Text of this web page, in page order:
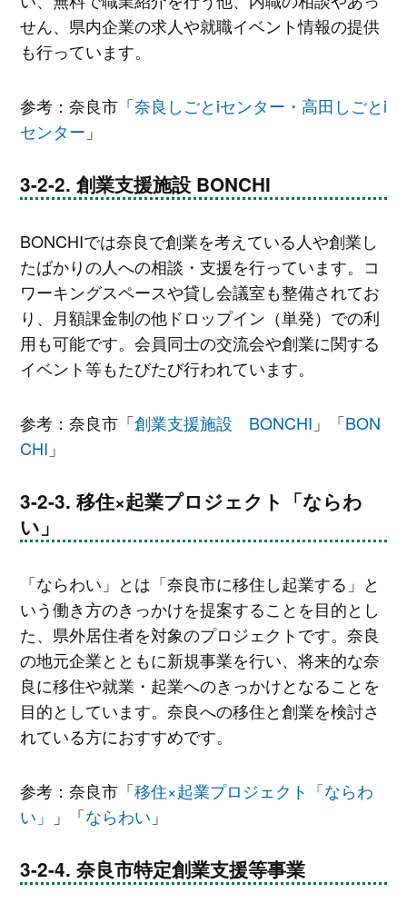
せん、県内企業の求人や就職イベント情報の提供
も行っています。
参考：奈良市「奈良しごとiセンター・高田しごとi
センター 」
創業支援施設 BONCHI
BONCHIでは奈良で創業を考えている人や創業し
たばかりの人への相談・支援を行っています。コ
ワーキングスペースや貸し会議室も整備されてお
り、月額課金制の他ドロップイン（単発）での利
用も可能です。会員同士の交流会や創業に関する
イベント等もたびたび行われています。
参考：奈良市「創業支援施設 BONCHI 」「BON
CHI 」
移住×起業プロジェクト「ならわ
い」
「ならわい」とは「奈良市に移住し起業する」と
いう働き方のきっかけを提案することを目的とし
た、県外居住者を対象のプロジェクトです。奈良
の地元企業とともに新規事業を行い、将来的な奈
良に移住や就業・起業へのきっかけとなることを
目的としています。奈良への移住と創業を検討さ
れている方におすすめです。
参考：奈良市「移住×起業プロジェクト「ならわ
い」
」「ならわい 」
奈良市特定創業支援等事業